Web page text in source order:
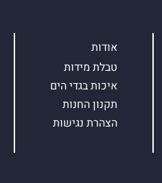
אודות
טבלת מידות
איכות בגדי הים
תקנון החנות
הצהרת נגישות